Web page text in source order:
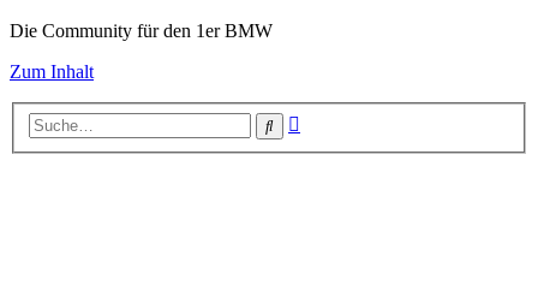
Die Community für den 1er BMW
Zum Inhalt
Suche